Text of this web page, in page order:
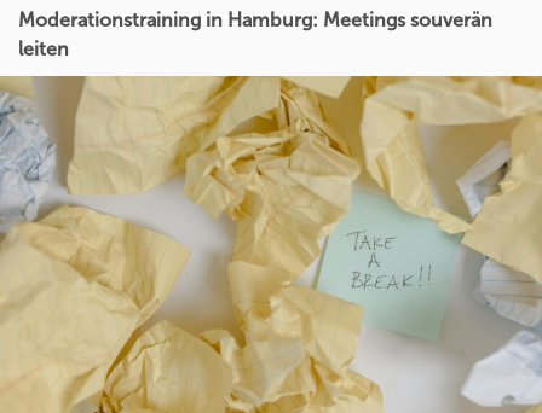
Moderationstraining in Hamburg: Meetings souverän
leiten